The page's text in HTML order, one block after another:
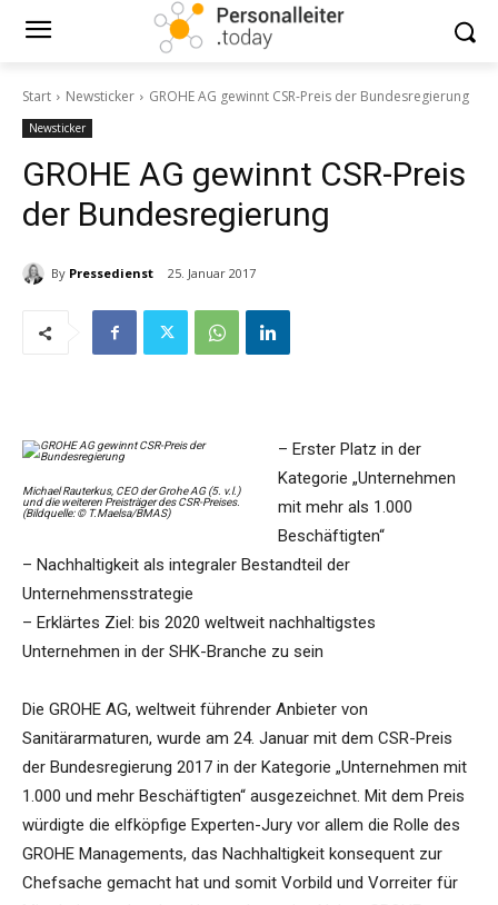
Start Newsticker GROHE AG gewinnt CSR-Preis der Bundesregierung
Newsticker
GROHE AG gewinnt CSR-Preis
der Bundesregierung
By Pressedienst 25. Januar 2017
Michael Rauterkus, CEO der Grohe AG (5. v.l.)
und die weiteren Preisträger des CSR-Preises.
(Bildquelle: © T.Maelsa/BMAS)
– Erster Platz in der
Kategorie „Unternehmen
mit mehr als 1.000
Beschäftigten“
– Nachhaltigkeit als integraler Bestandteil der
Unternehmensstrategie
– Erklärtes Ziel: bis 2020 weltweit nachhaltigstes
Unternehmen in der SHK-Branche zu sein
Die GROHE AG, weltweit führender Anbieter von
Sanitärarmaturen, wurde am 24. Januar mit dem CSR-Preis
der Bundesregierung 2017 in der Kategorie „Unternehmen mit
1.000 und mehr Beschäftigten“ ausgezeichnet. Mit dem Preis
würdigte die elfköpfige Experten-Jury vor allem die Rolle des
GROHE Managements, das Nachhaltigkeit konsequent zur
Chefsache gemacht hat und somit Vorbild und Vorreiter für